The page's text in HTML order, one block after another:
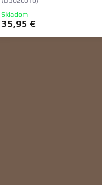
Skladom
35,95 €